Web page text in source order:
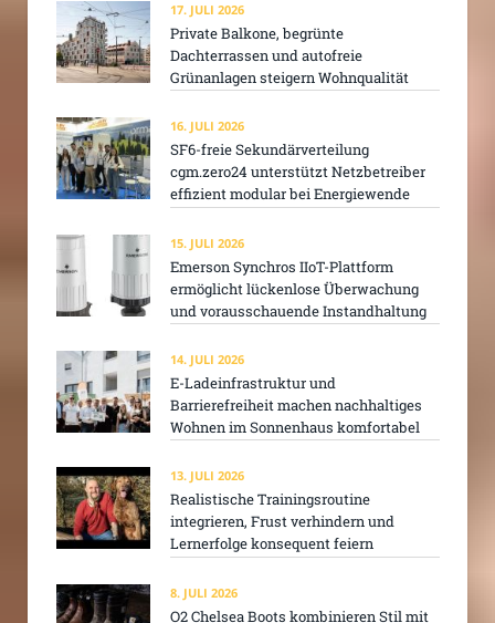
17. JULI 2026
Private Balkone, begrünte
Dachterrassen und autofreie
Grünanlagen steigern Wohnqualität
16. JULI 2026
SF6-freie Sekundärverteilung
cgm.zero24 unterstützt Netzbetreiber
effizient modular bei Energiewende
15. JULI 2026
Emerson Synchros IIoT-Plattform
ermöglicht lückenlose Überwachung
und vorausschauende Instandhaltung
14. JULI 2026
E-Ladeinfrastruktur und
Barrierefreiheit machen nachhaltiges
Wohnen im Sonnenhaus komfortabel
13. JULI 2026
Realistische Trainingsroutine
integrieren, Frust verhindern und
Lernerfolge konsequent feiern
8. JULI 2026
O2 Chelsea Boots kombinieren Stil mit